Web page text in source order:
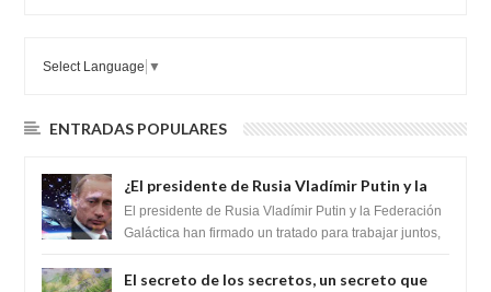
Select Language ▼
ENTRADAS POPULARES
¿El presidente de Rusia Vladímir Putin y la
Federación Galactica han firmado un
tratado para acabar con los Sionistas?
El presidente de Rusia Vladímir Putin y la Federación
Galáctica han firmado un tratado para trabajar juntos,
El secreto de los secretos, un secreto que